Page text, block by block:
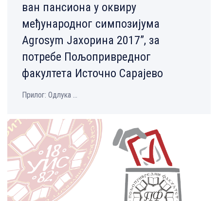
ван пансиона у оквиру
међународног симпозијума
Agrosym Јахорина 2017”, за
потребе Пољопривредног
факултета Источно Сарајево
Прилог: Одлука ...